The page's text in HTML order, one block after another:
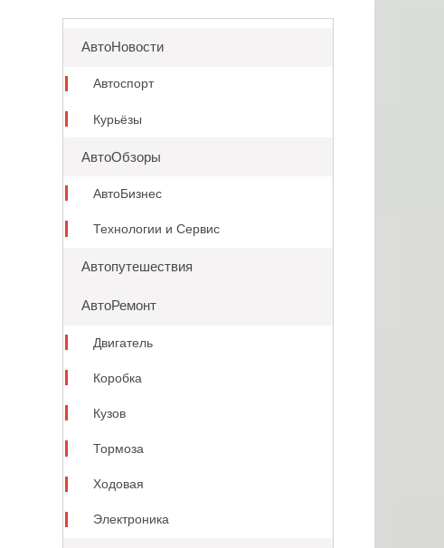
АвтоНовости
Автоспорт
Курьёзы
АвтоОбзоры
АвтоБизнес
Технологии и Сервис
Автопутешествия
АвтоРемонт
Двигатель
Коробка
Кузов
Тормоза
Ходовая
Электроника